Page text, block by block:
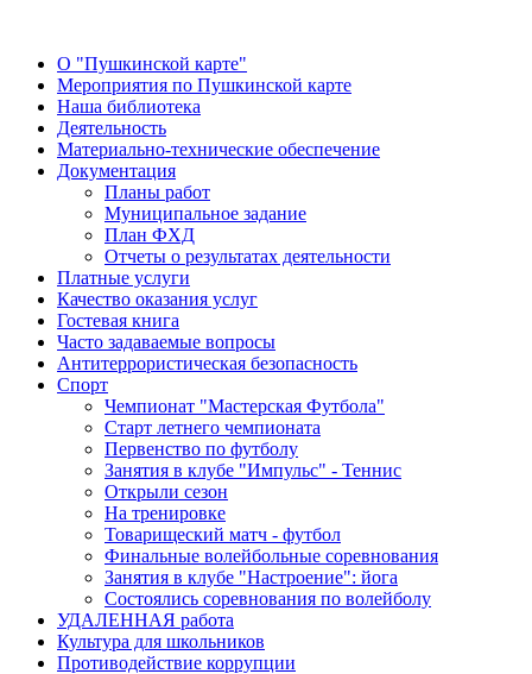
О "Пушкинской карте"
Мероприятия по Пушкинской карте
Наша библиотека
Деятельность
Материально-технические обеспечение
Документация
Планы работ
Муниципальное задание
План ФХД
Отчеты о результатах деятельности
Платные услуги
Качество оказания услуг
Гостевая книга
Часто задаваемые вопросы
Антитеррористическая безопасность
Спорт
Чемпионат "Мастерская Футбола"
Старт летнего чемпионата
Первенство по футболу
Занятия в клубе "Импульс" - Теннис
Открыли сезон
На тренировке
Товарищеский матч - футбол
Финальные волейбольные соревнования
Занятия в клубе "Настроение": йога
Состоялись соревнования по волейболу
УДАЛЕННАЯ работа
Культура для школьников
Противодействие коррупции